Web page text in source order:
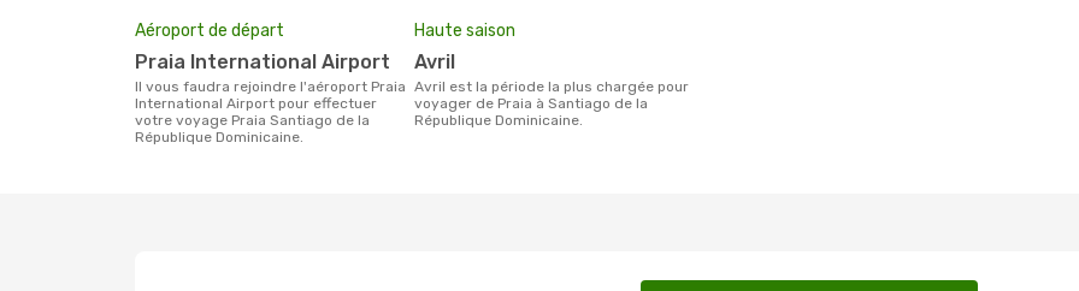
Aéroport de départ
Praia International Airport
Il vous faudra rejoindre l'aéroport Praia
International Airport pour effectuer
votre voyage Praia Santiago de la
République Dominicaine.
Haute saison
avril
avril est la période la plus chargée pour
voyager de Praia à Santiago de la
République Dominicaine.